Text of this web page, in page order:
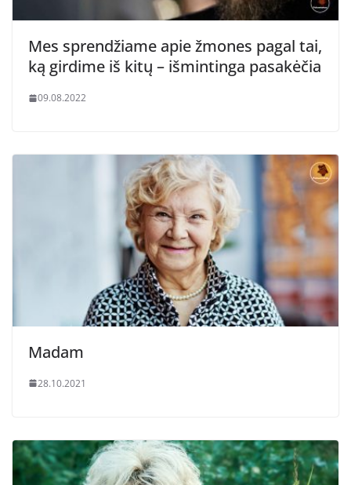
Mes sprendžiame apie žmones pagal tai,
ką girdime iš kitų – išmintinga pasakėčia
09.08.2022
Madam
28.10.2021